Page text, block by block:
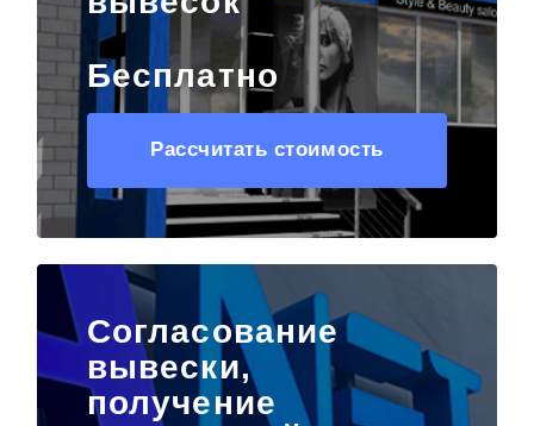
Бесплатно
Рассчитать стоимость
Согласование
вывески,
получение